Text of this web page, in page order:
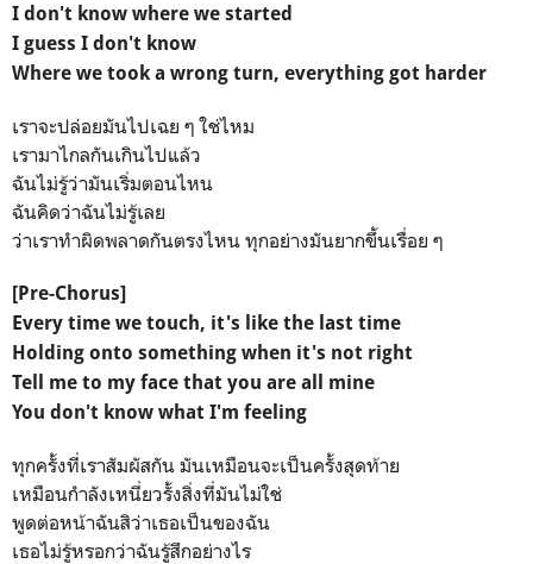
I don't know where we started
I guess I don't know
Where we took a wrong turn, everything got harder
เราจะปล่อยมันไปเฉย ๆ ใช่ไหม
เรามาไกลกันเกินไปแล้ว
ฉันไม่รู้ว่ามันเริ่มตอนไหน
ฉันคิดว่าฉันไม่รู้เลย
ว่าเราทำผิดพลาดกันตรงไหน ทุกอย่างมันยากขึ้นเรื่อย ๆ
[Pre-Chorus]
Every time we touch, it's like the last time
Holding onto something when it's not right
Tell me to my face that you are all mine
You don't know what I'm feeling
ทุกครั้งที่เราสัมผัสกัน มันเหมือนจะเป็นครั้งสุดท้าย
เหมือนกำลังเหนี่ยวรั้งสิ่งที่มันไม่ใช่
พูดต่อหน้าฉันสิว่าเธอเป็นของฉัน
เธอไม่รู้หรอกว่าฉันรู้สึกอย่างไร